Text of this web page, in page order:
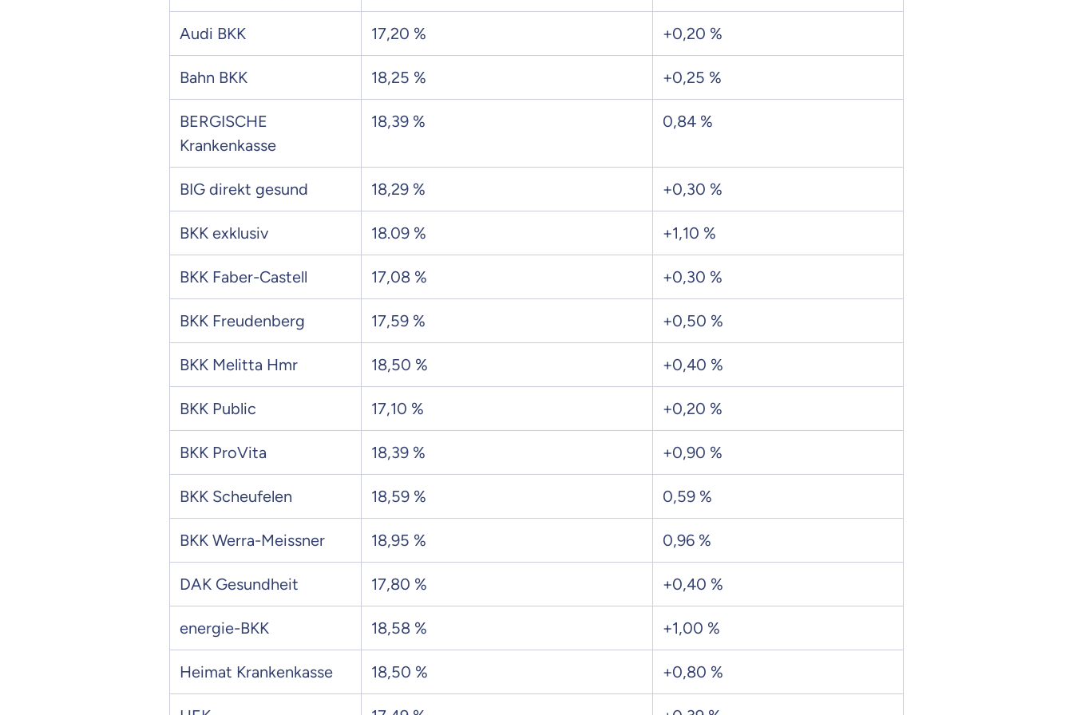
Audi BKK 17,20 % +0,20 %
Bahn BKK 18,25 % +0,25 %
BERGISCHE
Krankenkasse
18,39 % 0,84 %
BIG direkt gesund 18,29 % +0,30 %
BKK exklusiv 18.09 % +1,10 %
BKK Faber-Castell 17,08 % +0,30 %
BKK Freudenberg 17,59 % +0,50 %
BKK Melitta Hmr 18,50 % +0,40 %
BKK Public 17,10 % +0,20 %
BKK ProVita 18,39 % +0,90 %
BKK Scheufelen 18,59 % 0,59 %
BKK Werra-Meissner 18,95 % 0,96 %
DAK Gesundheit 17,80 % +0,40 %
energie-BKK 18,58 % +1,00 %
Heimat Krankenkasse 18,50 % +0,80 %